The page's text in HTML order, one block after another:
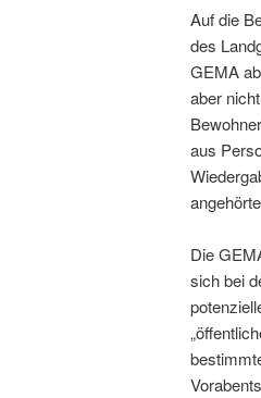
Auf die
des
GEMA
aber
aus
Die
sich bei